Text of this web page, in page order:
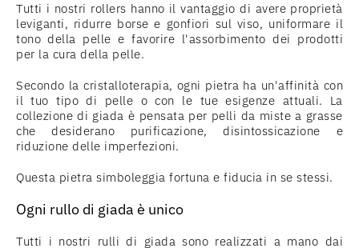
Tutti i nostri rollers hanno il vantaggio di avere proprietà
leviganti, ridurre borse e gonfiori sul viso, uniformare il
tono della pelle e favorire l'assorbimento dei prodotti
per la cura della pelle.
Secondo la cristalloterapia, ogni pietra ha un'affinità con
il tuo tipo di pelle o con le tue esigenze attuali. La
collezione di giada è pensata per pelli da miste a grasse
che desiderano purificazione, disintossicazione e
riduzione delle imperfezioni.
Questa pietra simboleggia fortuna e fiducia in se stessi.
Ogni rullo di giada è unico
Tutti i nostri rulli di giada sono realizzati a mano dai